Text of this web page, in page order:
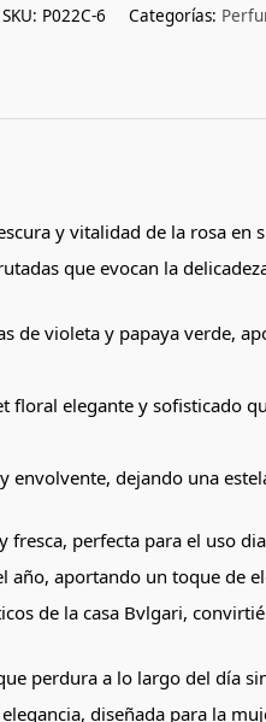
SKU: P022C-6 Categorías:
y vitalidad de la rosa en
que evocan la
de violeta y papaya verde,
elegante y sofisticado
dejando una
perfecta para el uso
aportando un toque de
de la casa Bvlgari,
perdura a lo largo del día
diseñada para la